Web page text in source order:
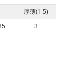
厚薄(1-5)
3